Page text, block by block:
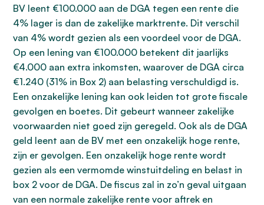
BV leent €100.000 aan de DGA tegen een rente die
4% lager is dan de zakelijke marktrente. Dit verschil
van 4% wordt gezien als een voordeel voor de DGA.
Op een lening van €100.000 betekent dit jaarlijks
€4.000 aan extra inkomsten, waarover de DGA circa
€1.240 (31% in Box 2) aan belasting verschuldigd is.
Een onzakelijke lening kan ook leiden tot grote fiscale
gevolgen en boetes. Dit gebeurt wanneer zakelijke
voorwaarden niet goed zijn geregeld. Ook als de DGA
geld leent aan de BV met een onzakelijk hoge rente,
zijn er gevolgen. Een onzakelijk hoge rente wordt
gezien als een vermomde winstuitdeling en belast in
box 2 voor de DGA. De fiscus zal in zo’n geval uitgaan
van een normale zakelijke rente voor aftrek en